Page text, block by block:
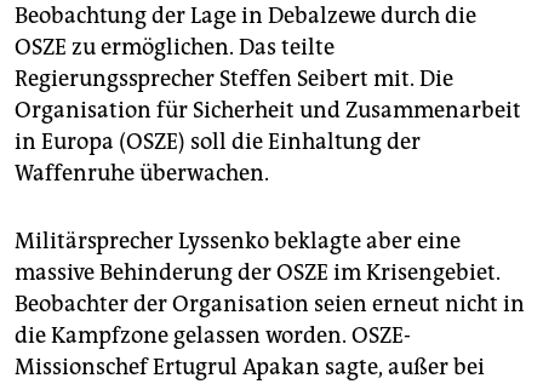
Beobachtung der Lage in Debalzewe durch die
OSZE zu ermöglichen. Das teilte
Regierungssprecher Steffen Seibert mit. Die
Organisation für Sicherheit und Zusammenarbeit
in Europa (OSZE) soll die Einhaltung der
Waffenruhe überwachen.
Militärsprecher Lyssenko beklagte aber eine
massive Behinderung der OSZE im Krisengebiet.
Beobachter der Organisation seien erneut nicht in
die Kampfzone gelassen worden. OSZE-
Missionschef Ertugrul Apakan sagte, außer bei